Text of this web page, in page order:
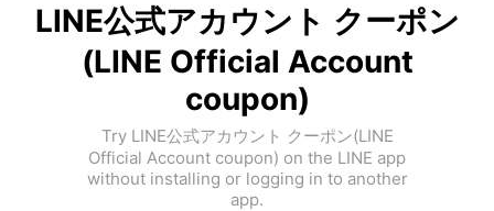
LINE公式アカウント クーポン
(LINE Official Account
coupon)
Try LINE公式アカウント クーポン(LINE
Official Account coupon) on the LINE app
without installing or logging in to another
app.